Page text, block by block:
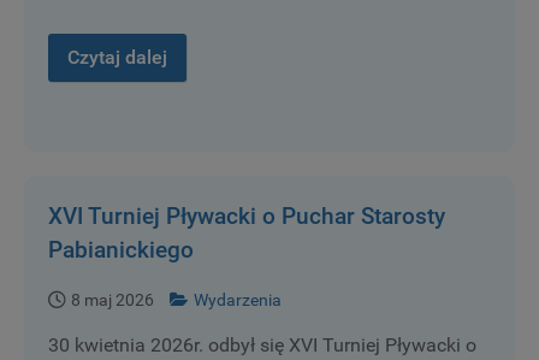
Czytaj dalej
XVI Turniej Pływacki o Puchar Starosty
Pabianickiego
8 maj 2026 Wydarzenia
30 kwietnia 2026r. odbył się XVI Turniej Pływacki o